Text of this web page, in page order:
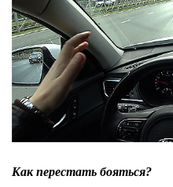
Как перестать бояться?